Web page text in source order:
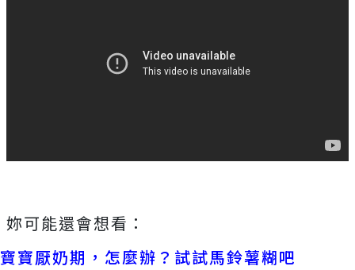
妳可能還會想看：
寶寶厭奶期，怎麼辦？試試馬鈴薯糊吧